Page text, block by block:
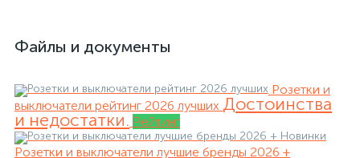
Файлы и документы
Розетки и
выключатели рейтинг 2026 лучших Достоинства
и недостатки. Рейтинг
Розетки и выключатели лучшие бренды 2026 +